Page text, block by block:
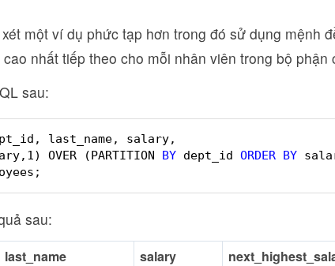
một ví dụ phức tạp hơn trong đó sử dụng mệnh
nhất tiếp theo cho mỗi nhân viên trong bộ phận
sau:
last_name, salary,
OVER (PARTITION BY dept_id ORDER BY
sau:
last_name salary